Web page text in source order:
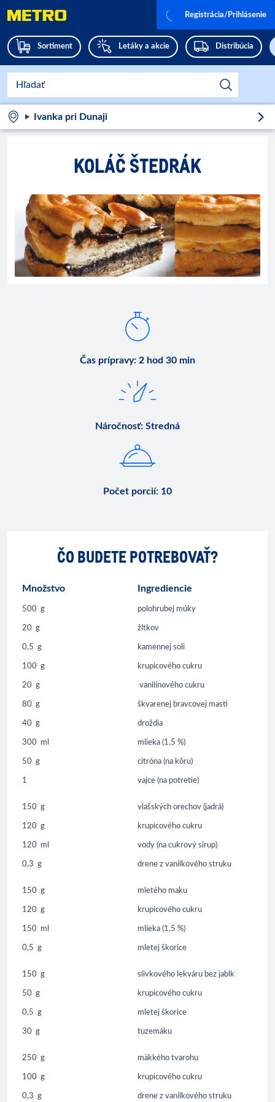
Sortiment Letáky a akcie Distribúcia
Registrácia/Prihlásenie
Ivanka pri Dunaji
KOLÁČ ŠTEDRÁK
Čas prípravy: 2 hod 30 min
Náročnosť: Stredná
Počet porcií: 10
ČO BUDETE POTREBOVAŤ?
Množstvo Ingrediencie
500 g polohrubej múky
20 g žltkov
0,5 g kamennej soli
100 g krupicového cukru
20 g vanilínového cukru
80 g škvarenej bravcovej masti
40 g droždia
300 ml mlieka (1,5 %)
50 g citróna (na kôru)
1 vajce (na potretie)
150 g vlašských orechov (jadrá)
120 g krupicového cukru
120 ml vody (na cukrový sirup)
0,3 g drene z vanilkového struku
150 g mletého maku
120 g krupicového cukru
150 ml mlieka (1,5 %)
0,5 g mletej škorice
150 g slivkového lekváru bez jablk
50 g krupicového cukru
0,5 g mletej škorice
30 g tuzemáku
250 g mäkkého tvarohu
100 g krupicového cukru
0,3 g drene z vanilkového struku